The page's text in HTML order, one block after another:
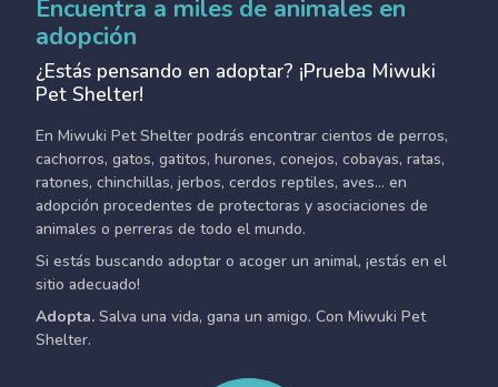
Encuentra a miles de animales en
adopción
¿Estás pensando en adoptar? ¡Prueba Miwuki
Pet Shelter!
En Miwuki Pet Shelter podrás encontrar cientos de perros,
cachorros, gatos, gatitos, hurones, conejos, cobayas, ratas,
ratones, chinchillas, jerbos, cerdos reptiles, aves... en
adopción procedentes de protectoras y asociaciones de
animales o perreras de todo el mundo.
Si estás buscando adoptar o acoger un animal, ¡estás en el
sitio adecuado!
Adopta. Salva una vida, gana un amigo. Con Miwuki Pet
Shelter.